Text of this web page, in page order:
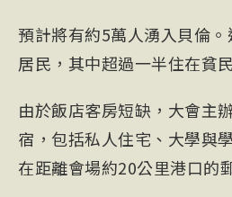
預計將有約5萬人湧入貝倫
居民，其中超過一半住在貧
由於飯店客房短缺，大會主
宿，包括私人住宅、大學與
在距離會場約20公里港口的